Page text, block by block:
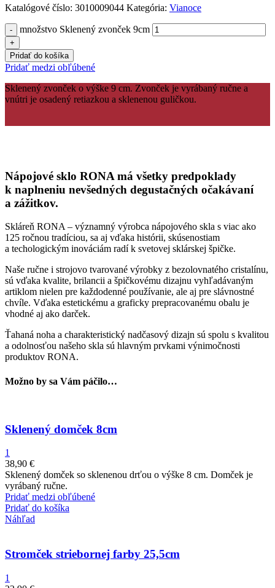
Katalógové číslo: 3010009044 Kategória: Vianoce
množstvo Sklenený zvonček 9cm
Pridať do košíka
Pridať medzi obľúbené
Sklenený zvonček o výške 9 cm. Zvonček je vyrábaný ručne a
vnútri je osadený retiazkou a sklenenou guličkou.
Nápojové sklo RONA má všetky predpoklady
k naplneniu nevšedných degustačných očakávaní
a zážitkov.
Skláreň RONA – významný výrobca nápojového skla s viac ako
125 ročnou tradíciou, sa aj vďaka histórii, skúsenostiam
a techologickým inováciám radí k svetovej sklárskej špičke.
Naše ručne i strojovo tvarované výrobky z bezolovnatého cristalínu,
sú vďaka kvalite, brilancii a špičkovému dizajnu vyhľadávaným
artiklom nielen pre každodenné používanie, ale aj pre slávnostné
chvíle. Vďaka estetickému a graficky prepracovanému obalu je
vhodné aj ako darček.
Ťahaná noha a charakteristický nadčasový dizajn sú spolu s kvalitou
a odolnosťou našeho skla sú hlavným prvkami výnimočnosti
produktov RONA.
Možno by sa Vám páčilo…
Sklenený domček 8cm
1
38,90 €
Sklenený domček so sklenenou drťou o výške 8 cm. Domček je
vyrábaný ručne.
Pridať medzi obľúbené
Pridať do košíka
Náhľad
Stromček striebornej farby 25,5cm
1